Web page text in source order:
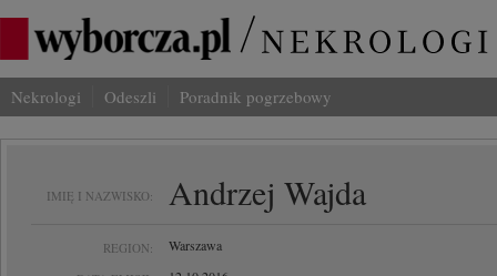
Nekrologi Odeszli Poradnik pogrzebowy
IMIĘ I NAZWISKO: Andrzej Wajda
REGION: Warszawa